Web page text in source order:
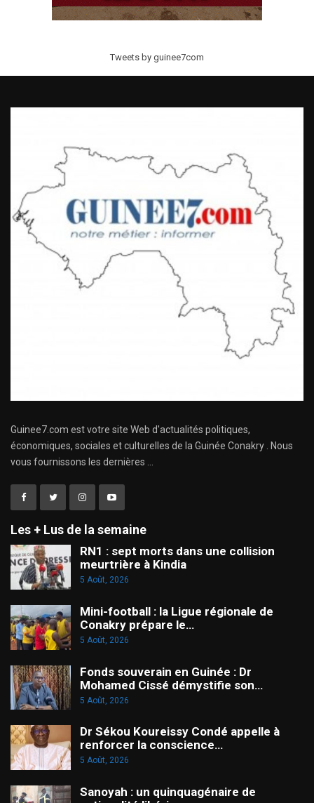
Tweets by guinee7com
Guinee7.com est votre site Web d'actualités politiques,
économiques, sociales et culturelles de la Guinée Conakry . Nous
vous fournissons les dernières ...
Les + Lus de la semaine
RN1 : sept morts dans une collision
meurtrière à Kindia
5 Août, 2026
Mini-football : la Ligue régionale de
Conakry prépare le…
5 Août, 2026
Fonds souverain en Guinée : Dr
Mohamed Cissé démystifie son…
5 Août, 2026
Dr Sékou Koureissy Condé appelle à
renforcer la conscience…
5 Août, 2026
Sanoyah : un quinquagénaire de